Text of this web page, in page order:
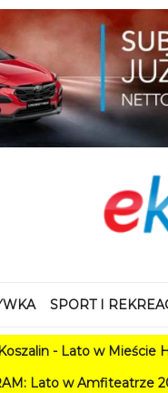
SPORT I
w Mieście
2026.